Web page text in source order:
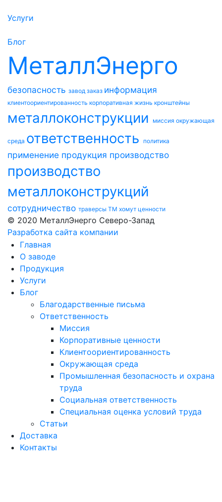
Услуги
Блог
МеталлЭнерго
безопасность завод заказ информация
клиентоориентированность корпоративная жизнь кронштейны
металлоконструкции миссия окружающая
среда ответственность политика
применение продукция производство
производство
металлоконструкций
сотрудничество траверсы ТМ хомут ценности
© 2020 МеталлЭнерго Северо-Запад
Разработка сайта компании
Главная
О заводе
Продукция
Услуги
Блог
Благодарственные письма
Ответственность
Миссия
Корпоративные ценности
Клиентоориентированность
Окружающая среда
Промышленная безопасность и охрана
труда
Социальная ответственность
Специальная оценка условий труда
Статьи
Доставка
Контакты